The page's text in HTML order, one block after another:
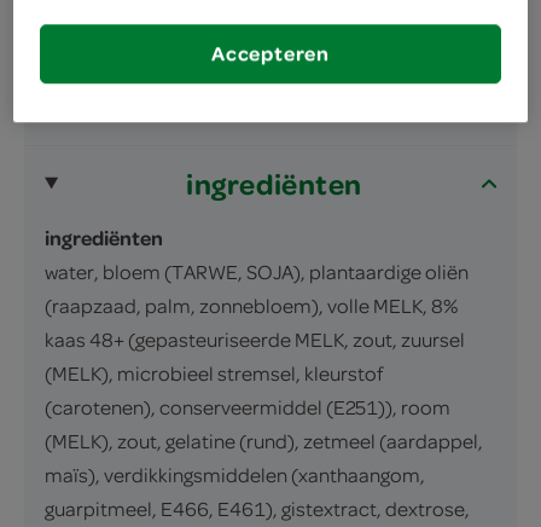
ingrediënten
ingrediënten
water, bloem (TARWE, SOJA), plantaardige oliën
(raapzaad, palm, zonnebloem), volle MELK, 8%
kaas 48+ (gepasteuriseerde MELK, zout, zuursel
(MELK), microbieel stremsel, kleurstof
(carotenen), conserveermiddel (E251)), room
(MELK), zout, gelatine (rund), zetmeel (aardappel,
maïs), verdikkingsmiddelen (xanthaangom,
guarpitmeel, E466, E461), gistextract, dextrose,
Accepteren